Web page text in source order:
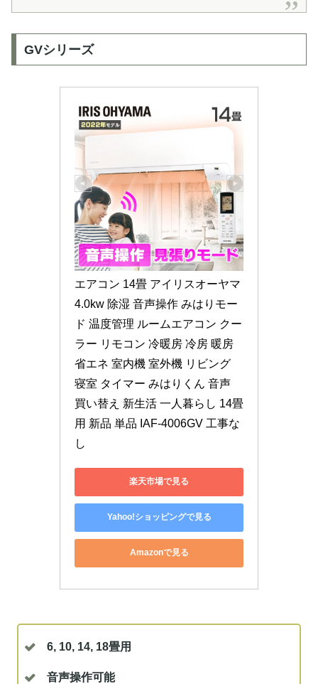
GVシリーズ
エアコン 14畳 アイリスオーヤマ
4.0kw 除湿 音声操作 みはりモー
ド 温度管理 ルームエアコン クー
ラー リモコン 冷暖房 冷房 暖房
省エネ 室内機 室外機 リビング
寝室 タイマー みはりくん 音声
買い替え 新生活 一人暮らし 14畳
用 新品 単品 IAF-4006GV 工事な
し
楽天市場で見る
Yahoo!ショッピングで見る
Amazonで見る
6, 10, 14, 18畳用
音声操作可能